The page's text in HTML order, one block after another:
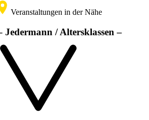
Veranstaltungen in der Nähe
/ Altersklassen –